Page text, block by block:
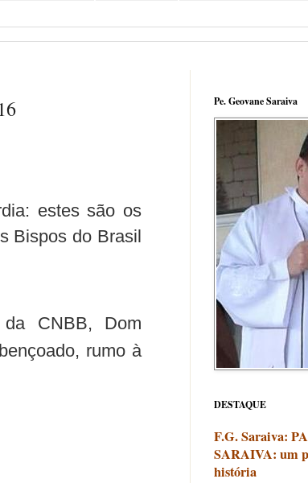
estes são os
Bispos do Brasil
da CNBB, Dom
rumo à
Pe. Geovane Saraiva
DESTAQUE
F.G. Saraiva:
SARAIVA: um
história